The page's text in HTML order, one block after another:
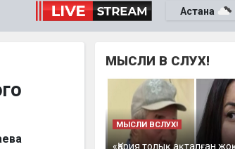
Астана
МЫСЛИ В СЛУХ!
МЫСЛИ ВСЛУХ!
«Қария толық ақталған